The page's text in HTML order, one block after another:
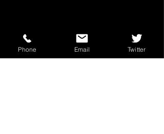
#信徒の友 #聖なる光と祈りの空間
教会・教会建築・設計
Phone Email Twitter